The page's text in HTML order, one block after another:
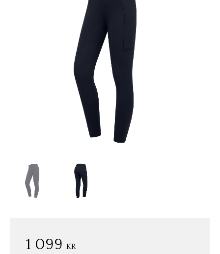
1 099 KR